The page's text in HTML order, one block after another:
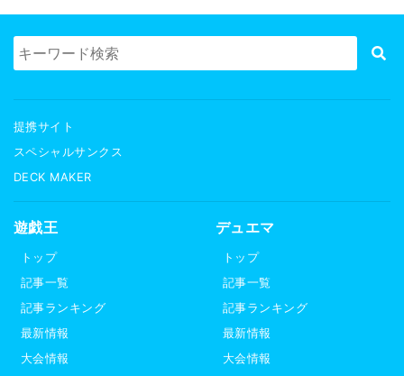
提携サイト
スペシャルサンクス
DECK MAKER
遊戯王
トップ
記事一覧
記事ランキング
最新情報
大会情報
デュエマ
トップ
記事一覧
記事ランキング
最新情報
大会情報